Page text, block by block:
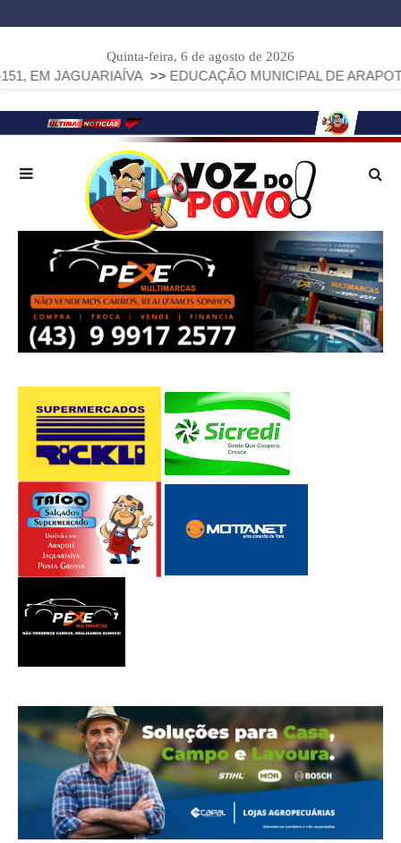
Quinta-feira, 6 de agosto de 2026
>> EDUCAÇÃO MUNICIPAL DE ARAPOTI AVANÇA